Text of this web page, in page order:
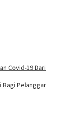
Covid-19 Dari
Bagi Pelanggar